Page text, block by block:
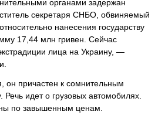
органами задержан
секретаря СНБО, обвиняемый
нанесения государству
17,44 млн гривен. Сейчас
лица на Украину, —
он причастен к сомнительным
Речь идет о грузовых автомобилях.
по завышенным ценам.